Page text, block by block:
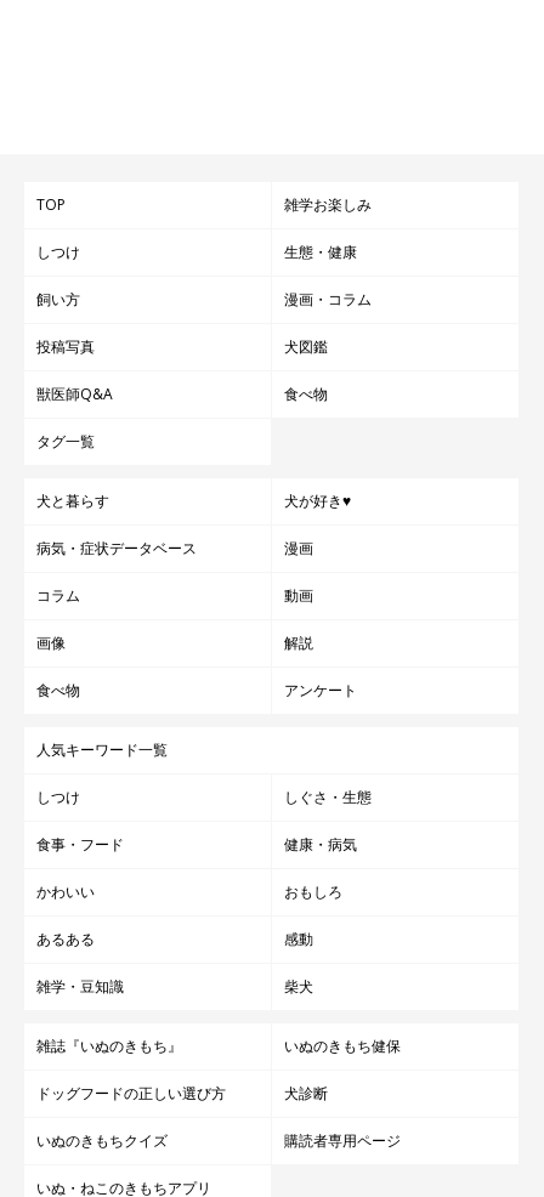
TOP 雑学お楽しみ
しつけ 生態・健康
飼い方 漫画・コラム
投稿写真 犬図鑑
獣医師Q&A 食べ物
タグ一覧
犬と暮らす 犬が好き♥
病気・症状データベース 漫画
コラム 動画
画像 解説
食べ物 アンケート
人気キーワード一覧
しつけ しぐさ・生態
食事・フード 健康・病気
かわいい おもしろ
あるある 感動
雑学・豆知識 柴犬
雑誌『いぬのきもち』 いぬのきもち健保
ドッグフードの正しい選び方 犬診断
いぬのきもちクイズ 購読者専用ページ
いぬ・ねこのきもちアプリ